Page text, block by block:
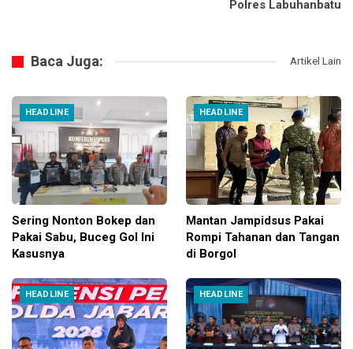
Polres Labuhanbatu
Baca Juga: Artikel Lain
HEADLINE
Sering Nonton Bokep dan
Pakai Sabu, Buceg Gol Ini
Kasusnya
HEADLINE
Mantan Jampidsus Pakai
Rompi Tahanan dan Tangan
di Borgol
HEADLINE HEADLINE